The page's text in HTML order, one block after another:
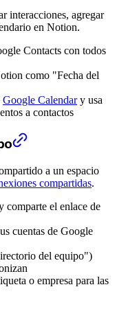
interacciones, agregar
en Notion.
Contacts con todos
como "Fecha del
Google Calendary usa
a contactos
a un espacio
compartidas.
comparte el enlace de
cuentas de Google
del equipo")
o empresa para las